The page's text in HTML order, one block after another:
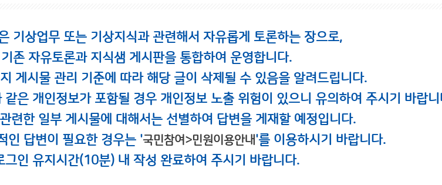
기상업무 또는 기상지식과 관련해서 자유롭게 토론하는 장으로,
기존 자유토론과 지식샘 게시판을 통합하여 운영합니다.
게시물 관리 기준에 따라 해당 글이 삭제될 수 있음을 알려드립니다.
은 개인정보가 포함될 경우 개인정보 노출 위험이 있으니 유의하여 주시기 바랍니
련한 일부 게시물에 대해서는 선별하여 답변을 게재할 예정입니다.
인 답변이 필요한 경우는 '국민참여>민원이용안내'를 이용하시기 바랍니다.
그인 유지시간(10분) 내 작성 완료하여 주시기 바랍니다.